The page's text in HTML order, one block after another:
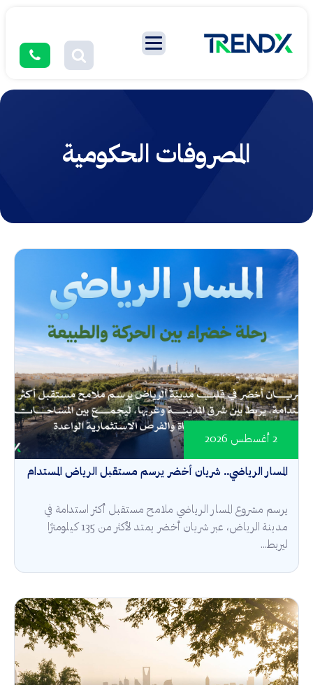
المصروفات الحكومية
المسار الرياضي.. شريان أخضر يرسم مستقبل الرياض المستدام
2 أغسطس 2026
يرسم مشروع المسار الرياضي ملامح مستقبل أكثر استدامة في
مدينة الرياض، عبر شريان أخضر يمتد لأكثر من 135 كيلومترًا
ليربط...